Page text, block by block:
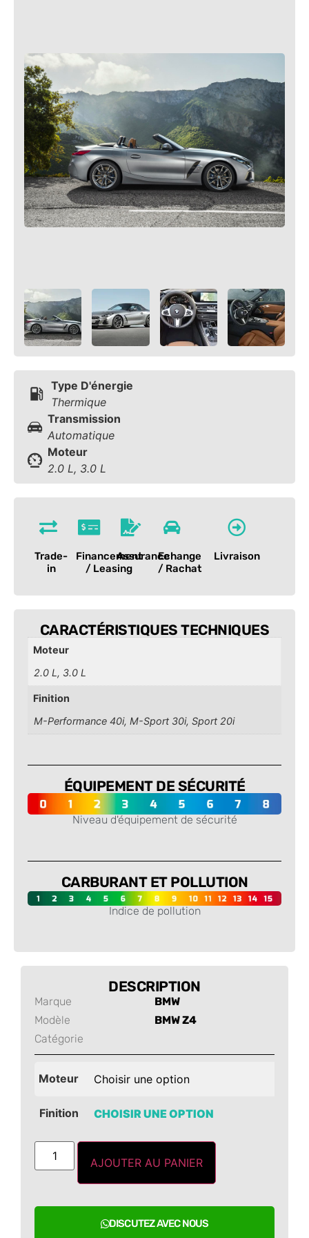
Type D'énergie
Thermique
Transmission
Automatique
Moteur
2.0 L, 3.0 L
Trade-
in
Financement
/ Leasing
AssuranceEchange
/ Rachat
Livraison
CARACTÉRISTIQUES TECHNIQUES
Moteur
2.0 L, 3.0 L
Finition
M-Performance 40i, M-Sport 30i, Sport 20i
ÉQUIPEMENT DE SÉCURITÉ
Niveau d'équipement de sécurité
CARBURANT ET POLLUTION
Indice de pollution
DESCRIPTION
Marque
BMW
Modèle
BMW Z4
Catégorie
Moteur
Finition
AJOUTER AU PANIER
DISCUTEZ AVEC NOUS